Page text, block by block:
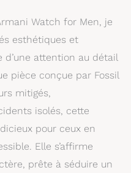
Watch for Men, je
esthétiques et
attention au détail
pièce conçue par Fossil
mitigés,
isolés, cette
pour ceux en
Elle s’affirme
prête à séduire un